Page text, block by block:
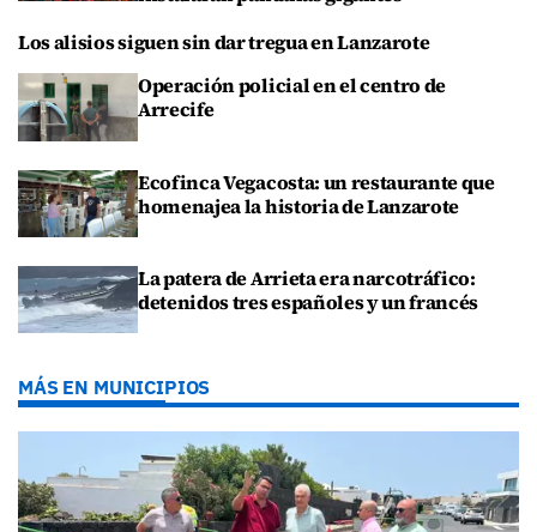
Los alisios siguen sin dar tregua en Lanzarote
Operación policial en el centro de
Arrecife
Ecofinca Vegacosta: un restaurante que
homenajea la historia de Lanzarote
La patera de Arrieta era narcotráfico:
detenidos tres españoles y un francés
MÁS EN MUNICIPIOS